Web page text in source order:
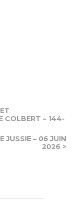
COLBERT – 144-
JUSSIE – 06 JUIN
2026 >